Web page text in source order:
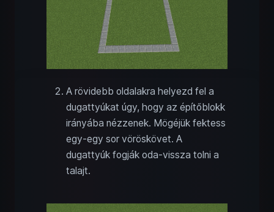
A rövidebb oldalakra helyezd fel a
dugattyúkat úgy, hogy az építőblokk
irányába nézzenek. Mögéjük fektess
egy-egy sor vöröskövet. A
dugattyúk fogják oda-vissza tolni a
talajt.